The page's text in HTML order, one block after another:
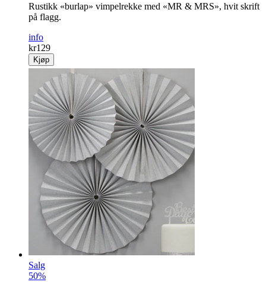
Rustikk «burlap» vimpelrekke med «MR & MRS», hvit skrift
på flagg.
info
kr129
Kjøp
Salg
50%